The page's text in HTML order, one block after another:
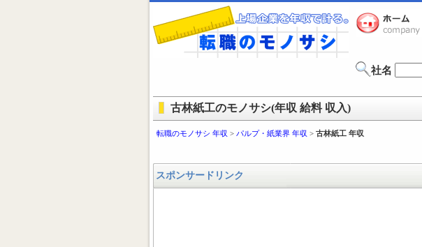
社名
古林紙工のモノサシ(年収 給料 収入)
転職のモノサシ 年収 > パルプ・紙業界 年収 > 古林紙工 年収
スポンサードリンク